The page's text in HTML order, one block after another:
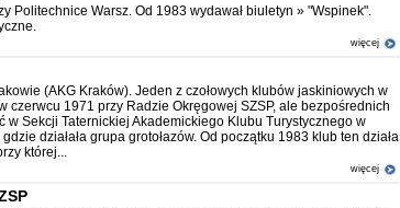
Politechnice Warsz. Od 1983 wydawał biuletyn » "Wspinek".
więcej
(AKG Kraków). Jeden z czołowych klubów jaskiniowych w
czerwcu 1971 przy Radzie Okręgowej SZSP, ale bezpośrednich
w Sekcji Taternickiej Akademickiego Klubu Turystycznego w
działała grupa grotołazów. Od początku 1983 klub ten działa
której...
więcej